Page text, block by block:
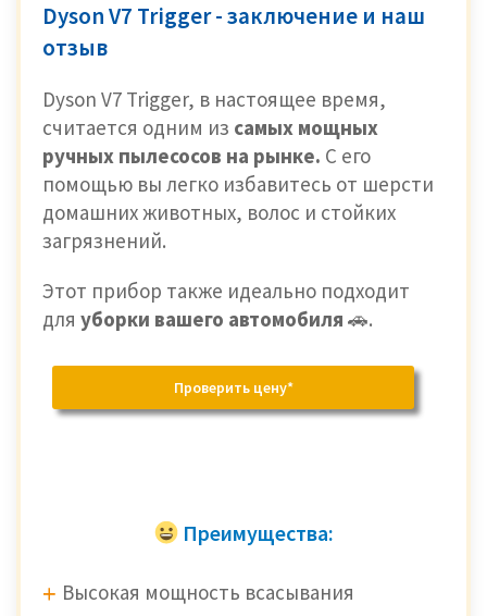
Dyson V7 Trigger - заключение и наш
отзыв
Dyson V7 Trigger, в настоящее время,
считается одним из самых мощных
ручных пылесосов на рынке. С его
помощью вы легко избавитесь от шерсти
домашних животных, волос и стойких
загрязнений.
Этот прибор также идеально подходит
для уборки вашего автомобиля 🚗.
Проверить цену*
Преимущества:
Высокая мощность всасывания